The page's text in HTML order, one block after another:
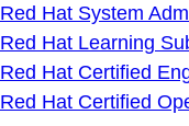
Red Hat System
Red Hat Learning
Red Hat Certified
Red Hat Certified